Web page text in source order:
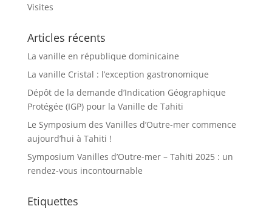
Visites
Articles récents
La vanille en république dominicaine
La vanille Cristal : l’exception gastronomique
Dépôt de la demande d’Indication Géographique
Protégée (IGP) pour la Vanille de Tahiti
Le Symposium des Vanilles d’Outre-mer commence
aujourd’hui à Tahiti !
Symposium Vanilles d’Outre-mer – Tahiti 2025 : un
rendez-vous incontournable
Etiquettes